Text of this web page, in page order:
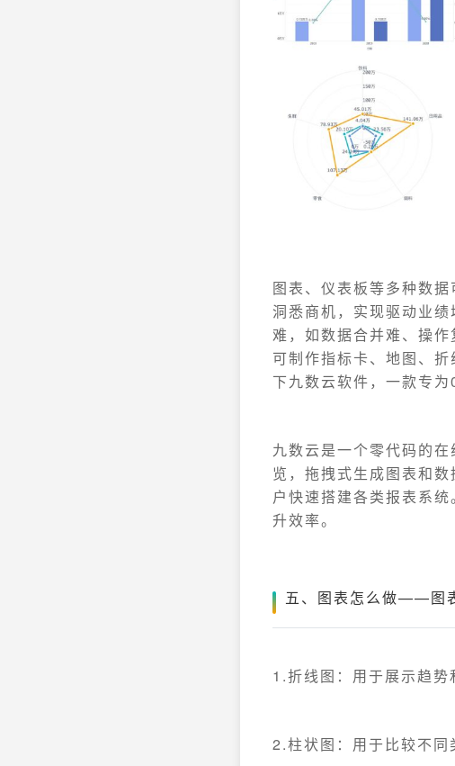
图表、仪表板等多种数
洞悉商机，实现驱动业
难，如数据合并难、操
可制作指标卡、地图、
下九数云软件，一款专为
九数云是一个零代码的
览，拖拽式生成图表和
户快速搭建各类报表系
升效率。
五、图表怎么做——图
1.折线图：用于展示趋势
2.柱状图：用于比较不同